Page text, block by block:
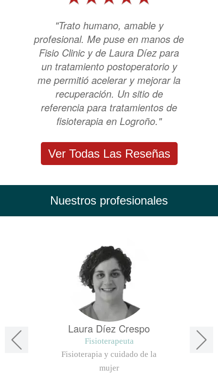
"Trato humano, amable y
profesional. Me puse en manos de
Fisio Clinic y de Laura Díez para
un tratamiento postoperatorio y
me permitió acelerar y mejorar la
recuperación. Un sitio de
referencia para tratamientos de
fisioterapia en Logroño."
Ver Todas Las Reseñas
Nuestros profesionales
Laura Díez Crespo
Fisioterapeuta
Fisioterapia y cuidado de la
mujer